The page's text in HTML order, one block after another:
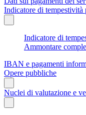
Indicatore di tempestività
Indicatore di
Ammontare
IBAN e pagamenti
Opere pubbliche
Nuclei di valutazione e